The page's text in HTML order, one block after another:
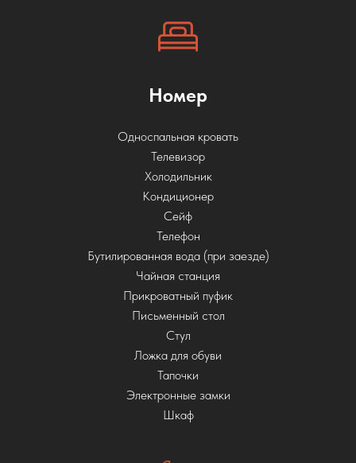
Номер
Односпальная кровать
Телевизор
Холодильник
Кондиционер
Сейф
Телефон
Бутилированная вода (при заезде)
Чайная станция
Прикроватный пуфик
Письменный стол
Стул
Ложка для обуви
Тапочки
Электронные замки
Шкаф